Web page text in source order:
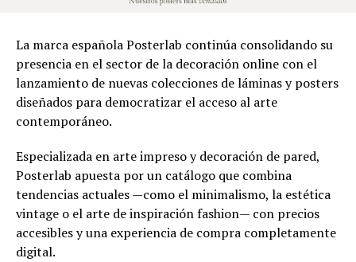
La marca española Posterlab continúa consolidando su
presencia en el sector de la decoración online con el
lanzamiento de nuevas colecciones de láminas y posters
diseñados para democratizar el acceso al arte
contemporáneo.
Especializada en arte impreso y decoración de pared,
Posterlab apuesta por un catálogo que combina
tendencias actuales —como el minimalismo, la estética
vintage o el arte de inspiración fashion— con precios
accesibles y una experiencia de compra completamente
digital.